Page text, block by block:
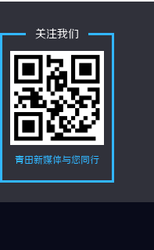
关注我们
青田新媒体与您同行